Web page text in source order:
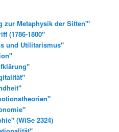
zur Metaphysik der Sitten'"
(1786-1800"
und Utilitarismus"
(WiSe 2324)